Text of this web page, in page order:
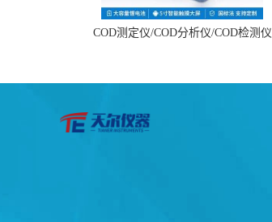
COD测定仪/COD分析仪/COD检测仪